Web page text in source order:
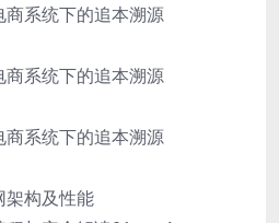
系统下的追本溯源
系统下的追本溯源
系统下的追本溯源
构及性能